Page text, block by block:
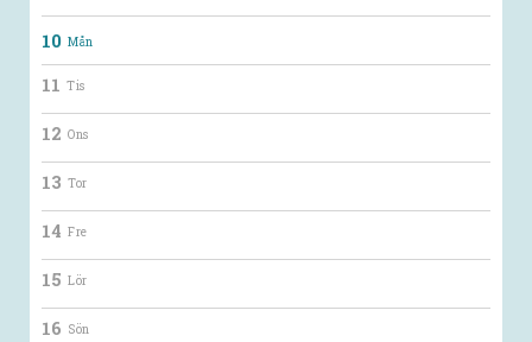
10Mån
11Tis
12Ons
13Tor
14Fre
15Lör
16 Sön